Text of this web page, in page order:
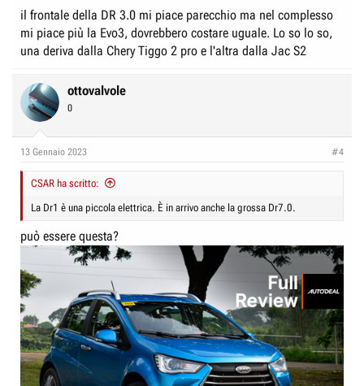
DR 5.0 1.5 GPL: 23.400 euro
DR 5.0 1.5 Turbo CVT: 25.900 euro
DR 5.0 1.5 Turbo CVT GPL: 27.400 euro
DR F35 1.5 Turbo automatica: 27.400 euro
DR F35 1.5 Turbo GPL: 27.900 euro
DR F35 1.5 Turbo automatia GPL: 29.400 euro
DR 6.0 1.5 Turbo CVT: 29.900 euro
DR 6.0 1.5 Turbo GPL CVT:
il frontale della DR 3.0 mi piace parecchio ma nel complesso
mi piace più la Evo3, dovrebbero costare uguale. Lo so lo so,
una deriva dalla Chery Tiggo 2 pro e l'altra dalla Jac S2
ottovalvole
0
13 Gennaio 2023 #4
CSAR ha scritto:
La Dr1 è una piccola elettrica. È in arrivo anche la grossa Dr7.0.
può essere questa?